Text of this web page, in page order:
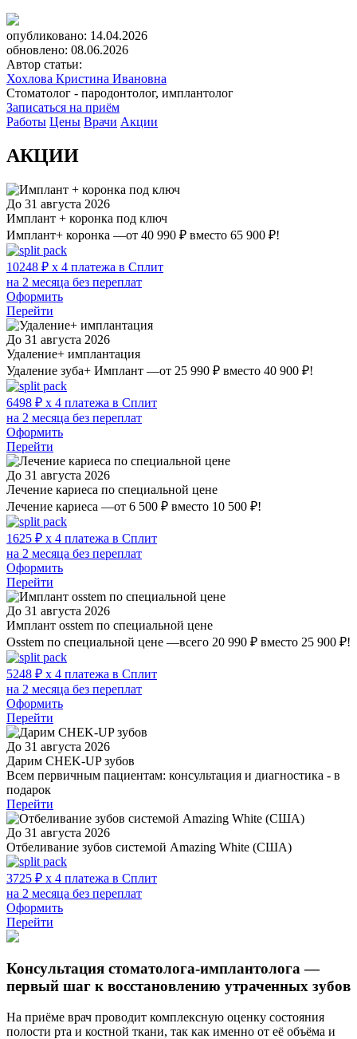
опубликовано: 14.04.2026
обновлено: 08.06.2026
Автор статьи:
Хохлова Кристина Ивановна
Стоматолог - пародонтолог, имплантолог
Записаться на приём
Работы Цены Врачи Акции
АКЦИИ
До 31 августа 2026
Имплант + коронка под ключ
Имплант+ коронка —от 40 990 ₽ вместо 65 900 ₽!
10248 ₽ x 4 платежа в Сплит
на 2 месяца без переплат
Оформить
Перейти
До 31 августа 2026
Удаление+ имплантация
Удаление зуба+ Имплант —от 25 990 ₽ вместо 40 900 ₽!
6498 ₽ x 4 платежа в Сплит
на 2 месяца без переплат
Оформить
Перейти
До 31 августа 2026
Лечение кариеса по специальной цене
Лечение кариеса —от 6 500 ₽ вместо 10 500 ₽!
1625 ₽ x 4 платежа в Сплит
на 2 месяца без переплат
Оформить
Перейти
До 31 августа 2026
Имплант osstem по специальной цене
Osstem по специальной цене —всего 20 990 ₽ вместо 25 900 ₽!
5248 ₽ x 4 платежа в Сплит
на 2 месяца без переплат
Оформить
Перейти
До 31 августа 2026
Дарим CHEK-UP зубов
Всем первичным пациентам: консультация и диагностика - в
подарок
Перейти
До 31 августа 2026
Отбеливание зубов системой Amazing White (США)
3725 ₽ x 4 платежа в Сплит
на 2 месяца без переплат
Оформить
Перейти
Консультация стоматолога-имплантолога —
первый шаг к восстановлению утраченных зубов
На приёме врач проводит комплексную оценку состояния
полости рта и костной ткани, так как именно от её объёма и